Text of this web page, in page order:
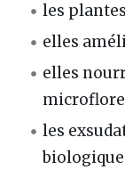
les
elles
elles
microflore
les
biologique